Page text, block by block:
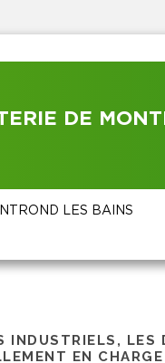
DE
LES BAINS
INDUSTRIELS,
EN